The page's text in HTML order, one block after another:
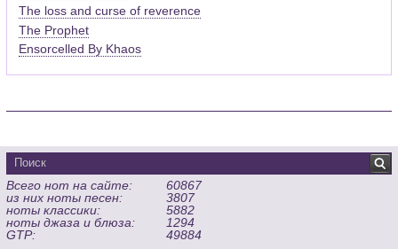
табулатуры отображается соответствующая ей строчка с
нотами и наоборот);
Создание произведений для духовых, струнных, клавишных
Создание партий для барабанов и перкуссии;
дорожек с партией вокала;
гитары;
Экспортирование музыкальных партитур в MIDI, ASCII,
MusicXML, WAV, PNG, PDF, GP5 (в Guitar Pro 6), подготовка к
печати;
Импортирование из MIDI, ASCII,MusicXML, Power Tab (.ptb),
TablEdit (.tef)
The loss and curse of reverence
The Prophet
Ensorcelled By Khaos
Всего нот на сайте:
60867
из них ноты песен:
3807
ноты классики:
5882
ноты джаза и блюза:
1294
GTP:
49884